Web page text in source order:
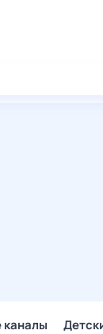
каналы